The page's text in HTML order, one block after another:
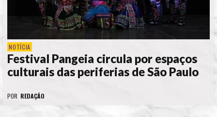
NOTÍCIA
Festival Pangeia circula por espaços
culturais das periferias de São Paulo
POR REDAÇÃO